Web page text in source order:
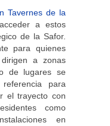
Tavernes de la
a estos
de la Safor.
para quienes
a zonas
de lugares se
para
el trayecto con
como
en